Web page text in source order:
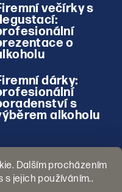
Dalším procházením
jejich používáním..
večírky s
o
dárky:
s
alkoholu